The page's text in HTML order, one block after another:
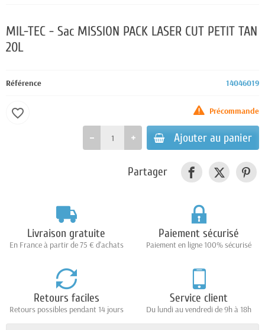
MIL-TEC - Sac MISSION PACK LASER CUT PETIT TAN
20L
Référence 14046019
Précommande
Ajouter au panier
favorite_border
Partager
Livraison gratuite
En France à partir de 75 € d'achats
Paiement sécurisé
Paiement en ligne 100% sécurisé
Retours faciles
Retours possibles pendant 14 jours
Service client
Du lundi au vendredi de 9h à 18h